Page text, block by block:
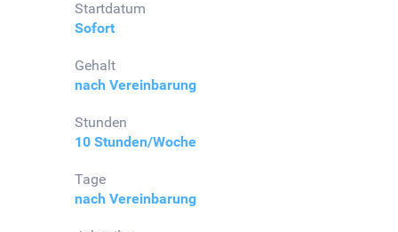
Startdatum
Sofort
Gehalt
nach Vereinbarung
Stunden
10 Stunden/Woche
Tage
nach Vereinbarung